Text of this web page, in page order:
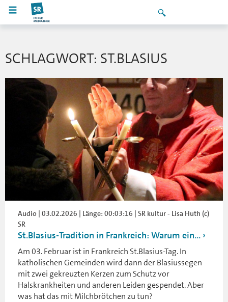
SCHLAGWORT: ST.BLASIUS
Audio | 03.02.2026 | Länge: 00:03:16 | SR kultur - Lisa Huth (c)
SR
St.Blasius-Tradition in Frankreich: Warum ein...
Am 03. Februar ist in Frankreich St.Blasius-Tag. In
katholischen Gemeinden wird dann der Blasiussegen
mit zwei gekreuzten Kerzen zum Schutz vor
Halskrankheiten und anderen Leiden gespendet. Aber
was hat das mit Milchbrötchen zu tun?